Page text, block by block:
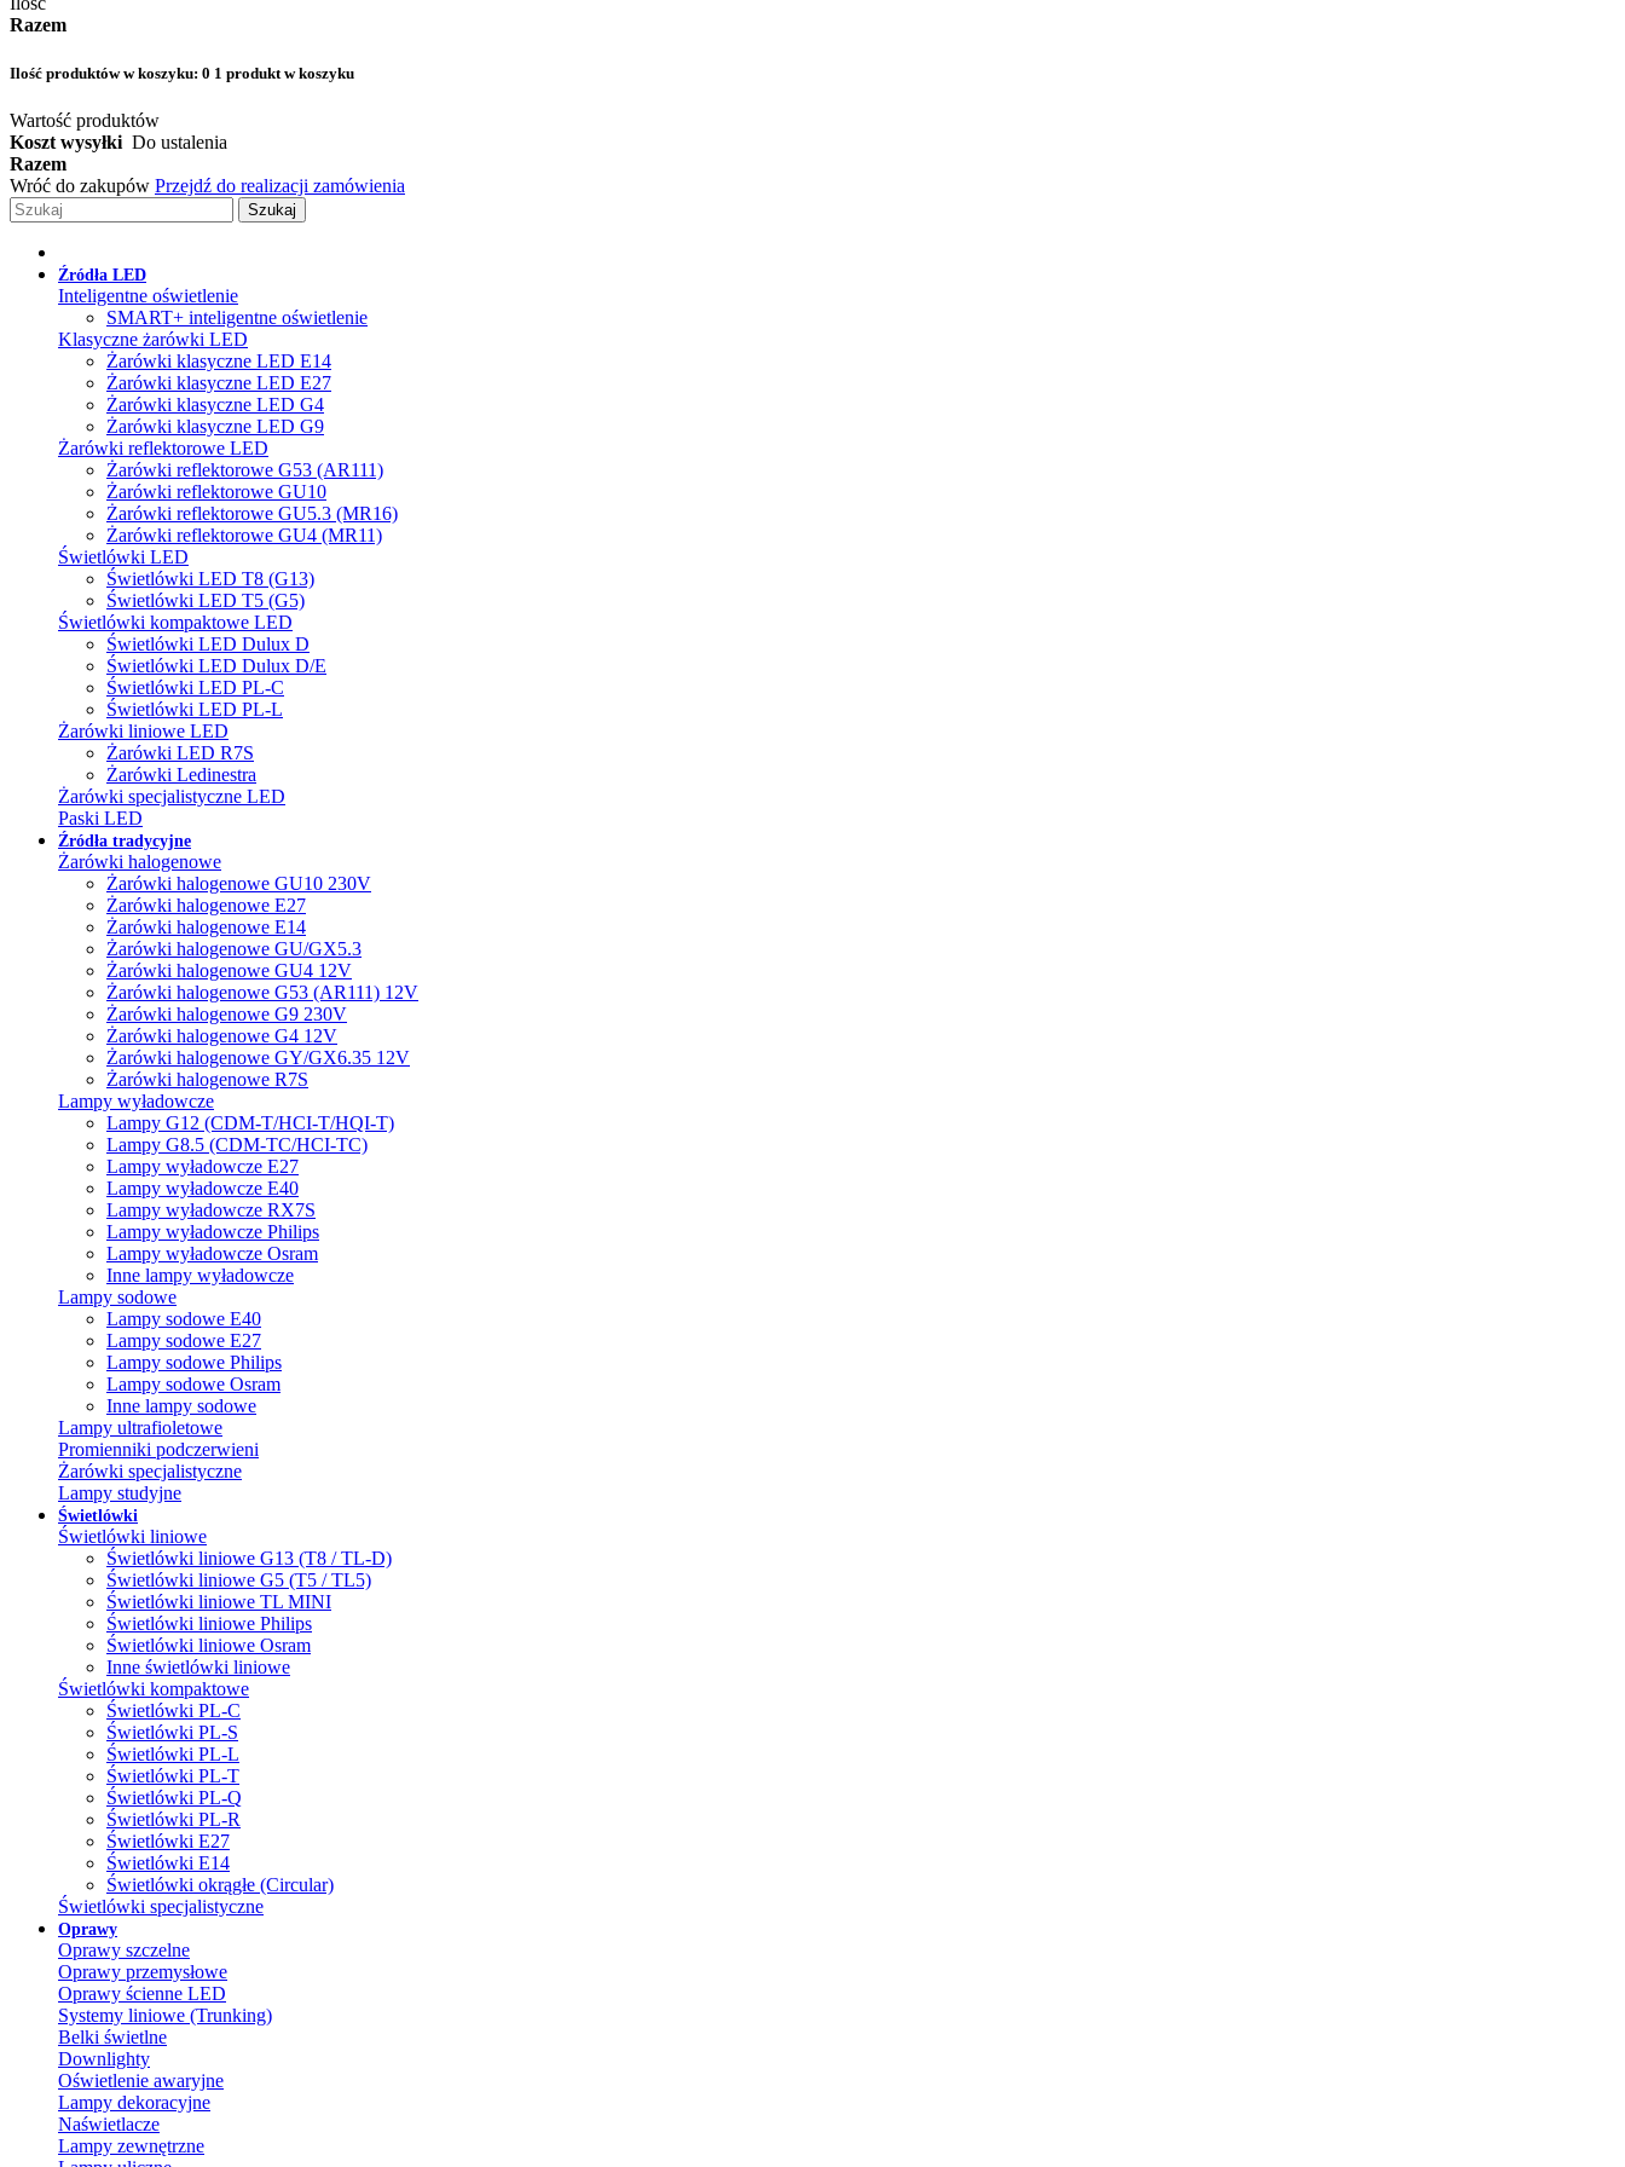
Razem
Ilość produktów w koszyku: 0 1 produkt w koszyku
Wartość produktów
Koszt wysyłki Do ustalenia
Razem
Wróć do zakupów Przejdź do realizacji zamówienia
Szukaj
Źródła LED
Inteligentne oświetlenie
SMART+ inteligentne oświetlenie
Klasyczne żarówki LED
Żarówki klasyczne LED E14
Żarówki klasyczne LED E27
Żarówki klasyczne LED G4
Żarówki klasyczne LED G9
Żarówki reflektorowe LED
Żarówki reflektorowe G53 (AR111)
Żarówki reflektorowe GU10
Żarówki reflektorowe GU5.3 (MR16)
Żarówki reflektorowe GU4 (MR11)
Świetlówki LED
Świetlówki LED T8 (G13)
Świetlówki LED T5 (G5)
Świetlówki kompaktowe LED
Świetlówki LED Dulux D
Świetlówki LED Dulux D/E
Świetlówki LED PL-C
Świetlówki LED PL-L
Żarówki liniowe LED
Żarówki LED R7S
Żarówki Ledinestra
Żarówki specjalistyczne LED
Paski LED
Źródła tradycyjne
Żarówki halogenowe
Żarówki halogenowe GU10 230V
Żarówki halogenowe E27
Żarówki halogenowe E14
Żarówki halogenowe GU/GX5.3
Żarówki halogenowe GU4 12V
Żarówki halogenowe G53 (AR111) 12V
Żarówki halogenowe G9 230V
Żarówki halogenowe G4 12V
Żarówki halogenowe GY/GX6.35 12V
Żarówki halogenowe R7S
Lampy wyładowcze
Lampy G12 (CDM-T/HCI-T/HQI-T)
Lampy G8.5 (CDM-TC/HCI-TC)
Lampy wyładowcze E27
Lampy wyładowcze E40
Lampy wyładowcze RX7S
Lampy wyładowcze Philips
Lampy wyładowcze Osram
Inne lampy wyładowcze
Lampy sodowe
Lampy sodowe E40
Lampy sodowe E27
Lampy sodowe Philips
Lampy sodowe Osram
Inne lampy sodowe
Lampy ultrafioletowe
Promienniki podczerwieni
Żarówki specjalistyczne
Lampy studyjne
Świetlówki
Świetlówki liniowe
Świetlówki liniowe G13 (T8 / TL-D)
Świetlówki liniowe G5 (T5 / TL5)
Świetlówki liniowe TL MINI
Świetlówki liniowe Philips
Świetlówki liniowe Osram
Inne świetlówki liniowe
Świetlówki kompaktowe
Świetlówki PL-C
Świetlówki PL-S
Świetlówki PL-L
Świetlówki PL-T
Świetlówki PL-Q
Świetlówki PL-R
Świetlówki E27
Świetlówki E14
Świetlówki okrągłe (Circular)
Świetlówki specjalistyczne
Oprawy
Oprawy szczelne
Oprawy przemysłowe
Oprawy ścienne LED
Systemy liniowe (Trunking)
Belki świetlne
Downlighty
Oświetlenie awaryjne
Lampy dekoracyjne
Naświetlacze
Lampy zewnętrzne